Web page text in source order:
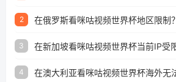
2
3
4